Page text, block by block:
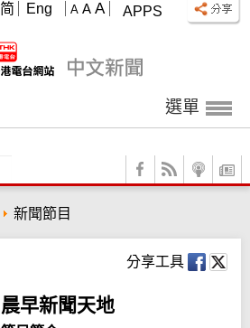
APPS
A A A
简 Eng
選單
新聞節目
分享工具
晨早新聞天地